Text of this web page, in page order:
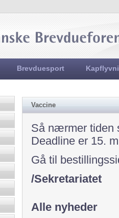
Brevduesport
Vaccine
Så nærmer tiden
Deadline er 15.
Gå til
/Sekretariatet
Alle nyheder